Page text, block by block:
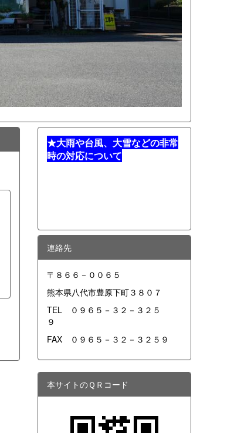
★大雨や台風、大雪などの非常
時の対応について
連絡先
〒８６６－００６５
熊本県八代市豊原下町３８０７
TEL ０９６５－３２－３２５
９
FAX ０９６５－３２－３２５９
本サイトのＱＲコード